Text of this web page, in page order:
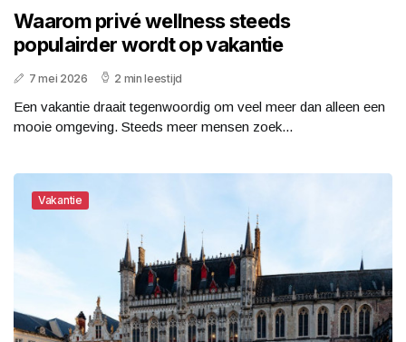
Waarom privé wellness steeds
populairder wordt op vakantie
7 mei 2026 2 min leestijd
Een vakantie draait tegenwoordig om veel meer dan alleen een
mooie omgeving. Steeds meer mensen zoek...
Vakantie